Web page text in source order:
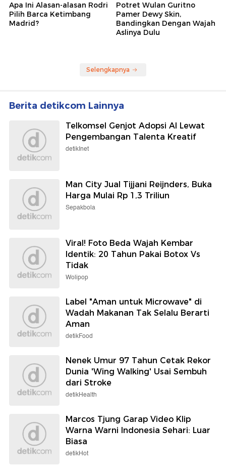
Apa Ini Alasan-alasan Rodri
Pilih Barca Ketimbang
Madrid?
Potret Wulan Guritno
Pamer Dewy Skin,
Bandingkan Dengan Wajah
Aslinya Dulu
Selengkapnya
Berita detikcom Lainnya
Telkomsel Genjot Adopsi AI Lewat
Pengembangan Talenta Kreatif
detikInet
Man City Jual Tijjani Reijnders, Buka
Harga Mulai Rp 1,3 Triliun
Sepakbola
Viral! Foto Beda Wajah Kembar
Identik: 20 Tahun Pakai Botox Vs
Tidak
Wolipop
Label "Aman untuk Microwave" di
Wadah Makanan Tak Selalu Berarti
Aman
detikFood
Nenek Umur 97 Tahun Cetak Rekor
Dunia 'Wing Walking' Usai Sembuh
dari Stroke
detikHealth
Marcos Tjung Garap Video Klip
Warna Warni Indonesia Sehari: Luar
Biasa
detikHot